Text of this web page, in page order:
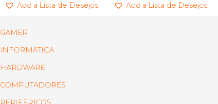
Add a Lista de Desejos Add a Lista de Desejos
GAMER
INFORMÁTICA
HARDWARE
COMPUTADORES